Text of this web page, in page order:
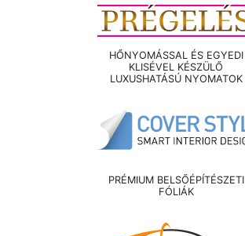
HŐNYOMÁSSAL ÉS EGYEDI
KLISÉVEL KÉSZÜLŐ
LUXUSHATÁSÚ NYOMATOK
PRÉMIUM BELSŐÉPÍTÉSZETI
FÓLIÁK